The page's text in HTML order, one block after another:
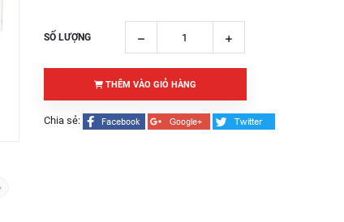
SỐ LƯỢNG
THÊM VÀO GIỎ HÀNG
Chia sẻ: